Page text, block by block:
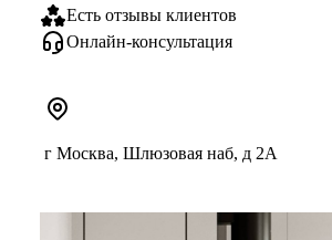
Есть отзывы клиентов
Онлайн-консультация
г Москва, Шлюзовая наб, д 2А